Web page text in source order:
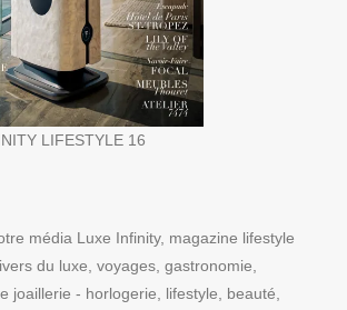
LIFESTYLE 16
média Luxe Infinity, magazine lifestyle
du luxe, voyages, gastronomie,
joaillerie - horlogerie, lifestyle, beauté,